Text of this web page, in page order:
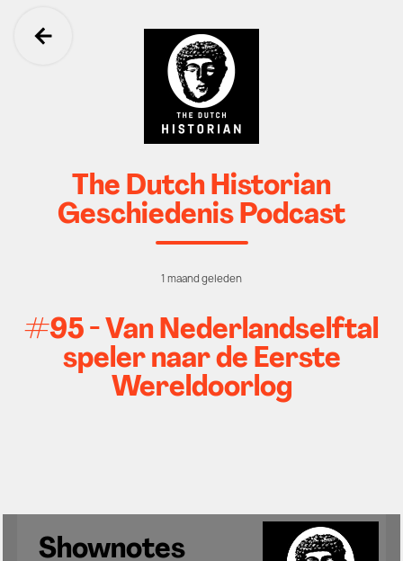
Ga terug
The Dutch Historian
Geschiedenis Podcast
1 maand geleden
#95 - Van Nederlandselftal
speler naar de Eerste
Wereldoorlog
Shownotes